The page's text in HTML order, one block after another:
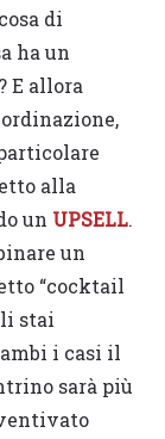
di
ha un
E allora
alla
un UPSELL.
un
“cocktail
stai
i casi il
sarà più